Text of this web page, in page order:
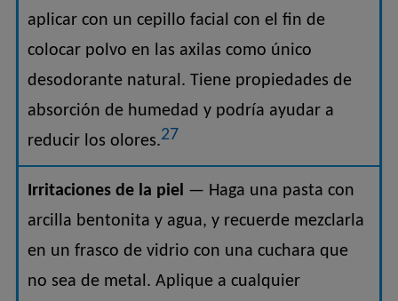
aplicar con un cepillo facial con el fin de
colocar polvo en las axilas como único
desodorante natural. Tiene propiedades de
absorción de humedad y podría ayudar a
reducir los olores.27
Irritaciones de la piel — Haga una pasta con
arcilla bentonita y agua, y recuerde mezclarla
en un frasco de vidrio con una cuchara que
no sea de metal. Aplique a cualquier